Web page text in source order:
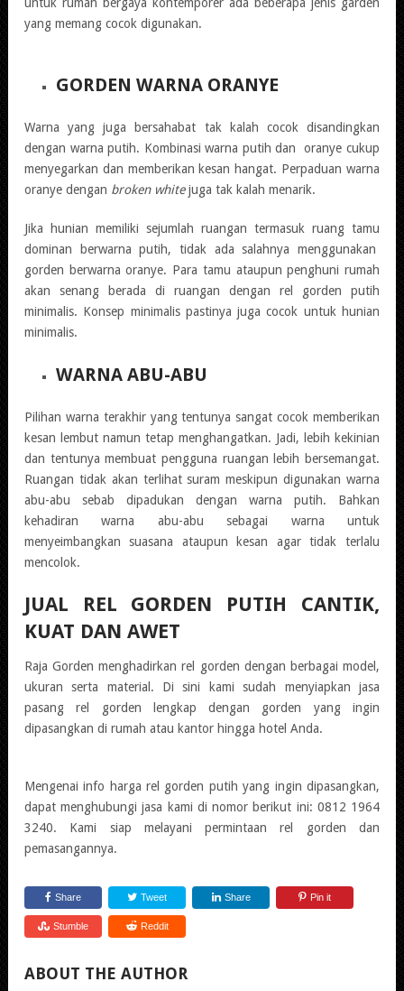
yang memang cocok digunakan.
GORDEN WARNA ORANYE
Warna yang juga bersahabat tak kalah cocok disandingkan
dengan warna putih. Kombinasi warna putih dan oranye cukup
menyegarkan dan memberikan kesan hangat. Perpaduan warna
oranye dengan broken whitejuga tak kalah menarik.
Jika hunian memiliki sejumlah ruangan termasuk ruang tamu
dominan berwarna putih, tidak ada salahnya menggunakan
gorden berwarna oranye. Para tamu ataupun penghuni rumah
akan senang berada di ruangan dengan rel gorden putih
minimalis. Konsep minimalis pastinya juga cocok untuk hunian
minimalis.
WARNA ABU-ABU
Pilihan warna terakhir yang tentunya sangat cocok memberikan
kesan lembut namun tetap menghangatkan. Jadi, lebih kekinian
dan tentunya membuat pengguna ruangan lebih bersemangat.
Ruangan tidak akan terlihat suram meskipun digunakan warna
abu-abu sebab dipadukan dengan warna putih. Bahkan
kehadiran warna abu-abu sebagai warna untuk
menyeimbangkan suasana ataupun kesan agar tidak terlalu
mencolok.
JUAL REL GORDEN PUTIH CANTIK,
KUAT DAN AWET
Raja Gorden menghadirkan rel gorden dengan berbagai model,
ukuran serta material. Di sini kami sudah menyiapkan jasa
pasang rel gorden lengkap dengan gorden yang ingin
dipasangkan di rumah atau kantor hingga hotel Anda.
Mengenai info harga rel gorden putih yang ingin dipasangkan,
dapat menghubungi jasa kami di nomor berikut ini: 0812 1964
3240. Kami siap melayani permintaan rel gorden dan
pemasangannya.
Share Tweet Share Pin it
Stumble Reddit
ABOUT THE AUTHOR